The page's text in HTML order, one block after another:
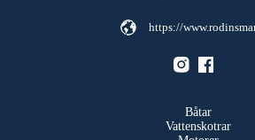
https://
Båtar
Vattenskotrar